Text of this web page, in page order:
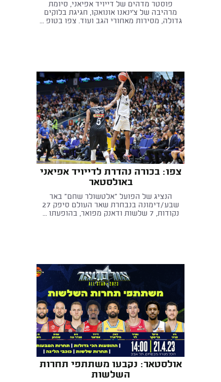
פוסטר מדהים של דייויד אפיאני, סיומת
מרהיבה של צ'ינאנו אונואקו, חגיגת בלוקים
גדולה, מסירות מאחורי הגב ועוד. צפו בטופ ...
צפו: בכורה נהדרת לדייויד אפיאני
באולסטאר
הנציג של הפועל "אלטשולר שחם" באר
שבע/דימונה בנבחרת שאר העולם סיפק 27
נקודות, 7 שלשות ודאנק מפואר, בהופעתו ...
אולסטאר: נקבעו משתתפי תחרות
השלשות